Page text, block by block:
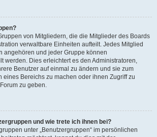
von Mitgliedern, die die Mitglieder des Boards
verwaltbare Einheiten aufteilt. Jedes Mitglied
angehören und jeder Gruppe können
werden. Dies erleichtert es den Administratoren,
Benutzer auf einmal zu ändern und sie zum
eines Bereichs zu machen oder ihnen Zugriff zu
zu geben.
und wie trete ich ihnen bei?
unter „Benutzergruppen“ im persönlichen